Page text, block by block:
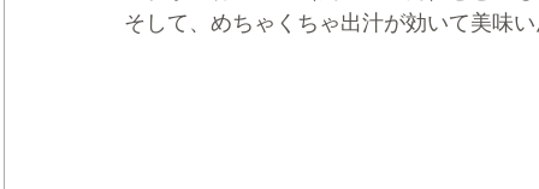
そして、めちゃくちゃ出汁が効いて美味